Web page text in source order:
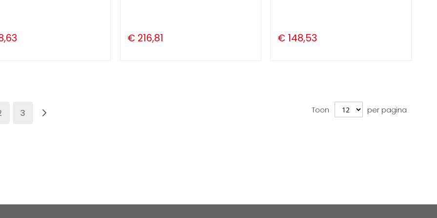
€ 216,81 € 148,53
pagina
Pagina
3 Toon per pagina